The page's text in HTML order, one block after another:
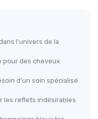
l'univers de la
pour des cheveux
d'un soin spécialisé
les reflets indésirables